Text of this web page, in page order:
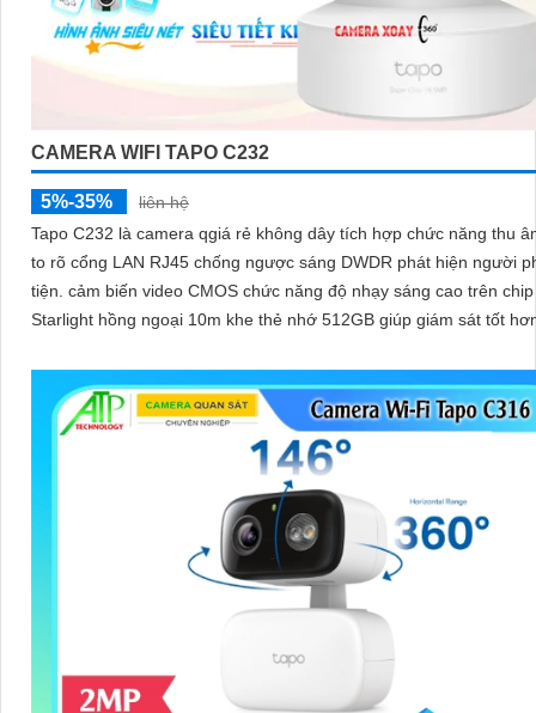
CAMERA WIFI TAPO C232
5%-35%
liên hệ
Tapo C232 là camera qgiá rẻ không dây tích hợp chức năng thu
to rõ cổng LAN RJ45 chống ngược sáng DWDR phát hiện người
tiện. cảm biến video CMOS chức năng độ nhạy sáng cao trên chip
Starlight hồng ngoại 10m khe thẻ nhớ 512GB giúp giám sát tốt